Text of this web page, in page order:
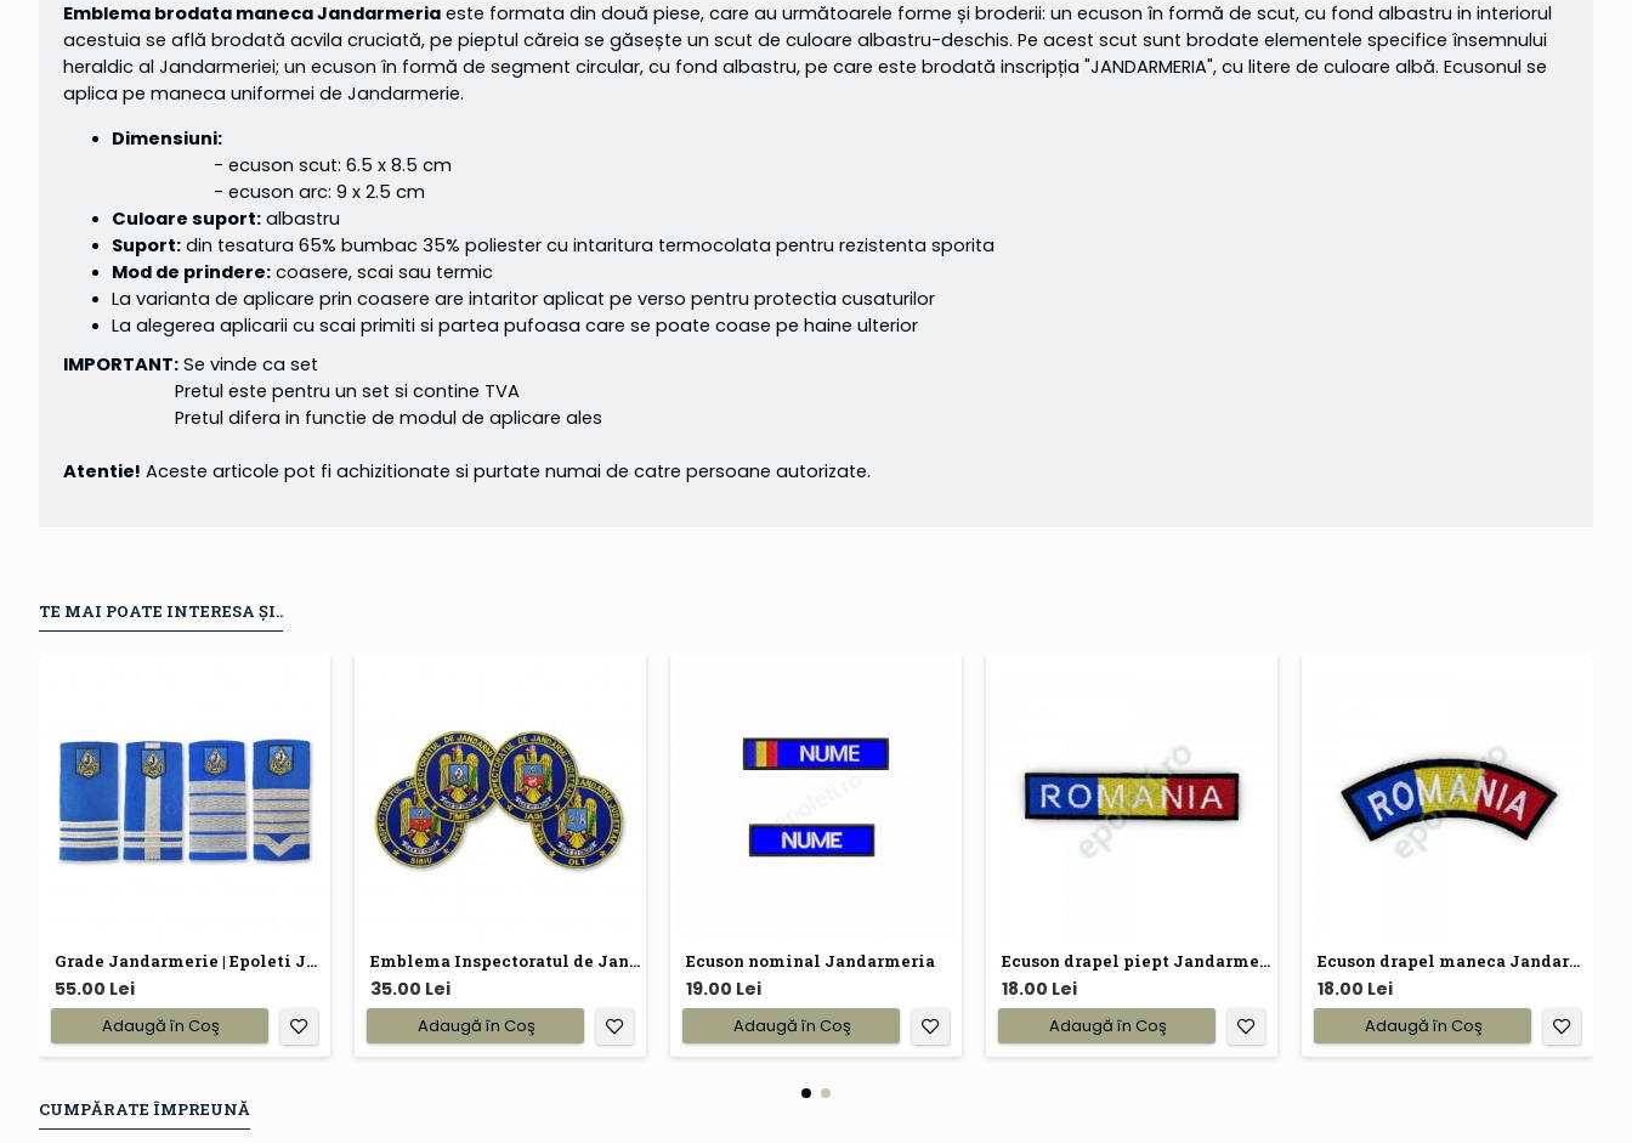
Emblema brodata maneca Jandarmeria este formata din două piese, care au următoarele forme și broderii: un ecuson în formă de scut, cu fond albastru in interiorul
acestuia se află brodată acvila cruciată, pe pieptul căreia se găsește un scut de culoare albastru-deschis. Pe acest scut sunt brodate elementele specifice însemnului
heraldic al Jandarmeriei; un ecuson în formă de segment circular, cu fond albastru, pe care este brodată inscripția "JANDARMERIA", cu litere de culoare albă. Ecusonul se
aplica pe maneca uniformei de Jandarmerie.
Dimensiuni:
- ecuson scut: 6.5 x 8.5 cm
- ecuson arc: 9 x 2.5 cm
Culoare suport: albastru
Suport: din tesatura 65% bumbac 35% poliester cu intaritura termocolata pentru rezistenta sporita
Mod de prindere: coasere, scai sau termic
La varianta de aplicare prin coasere are intaritor aplicat pe verso pentru protectia cusaturilor
La alegerea aplicarii cu scai primiti si partea pufoasa care se poate coase pe haine ulterior
IMPORTANT: Se vinde ca set
Pretul este pentru un set si contine TVA
Pretul difera in functie de modul de aplicare ales
Atentie! Aceste articole pot fi achizitionate si purtate numai de catre persoane autorizate.
TE MAI POATE INTERESA ȘI..
Grade Jandarmerie | Epoleti Jandarmi
55.00 Lei
Adaugă în Coş
Emblema Inspectoratul de Jandarmi Judetean - IJJ
35.00 Lei
Adaugă în Coş
Ecuson nominal Jandarmeria
19.00 Lei
Adaugă în Coş
Ecuson drapel piept Jandarmeria
18.00 Lei
Adaugă în Coş
Ecuson drapel maneca Jandarmeria
18.00 Lei
Adaugă în Coş
CUMPĂRATE ÎMPREUNĂ